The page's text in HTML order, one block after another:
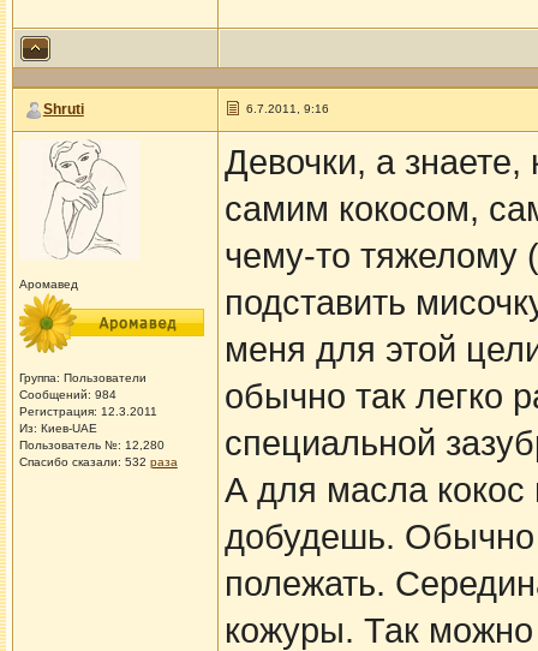
Shruti 6.7.2011, 9:16
Аромавед
Группа: Пользователи
Сообщений: 984
Регистрация: 12.3.2011
Из: Киев-UAE
Пользователь №: 12,280
Спасибо сказали: 532 раза
Девочки, а
самим кокосом,
чему-то тяжелому
подставить
меня для этой
обычно так легко
специальной
А для масла кокос
добудешь. Обычно
полежать.
кожуры. Так можно